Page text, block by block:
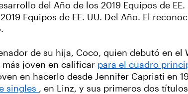
del Año de los 2019 Equipos de EE.
Equipos de EE. UU. Del Año. El
de su hija, Coco, quien debutó en el
joven en calificar para el cuadro
en hacerlo desde Jennifer Capriati en
singles , en Linz, y sus primeros dos